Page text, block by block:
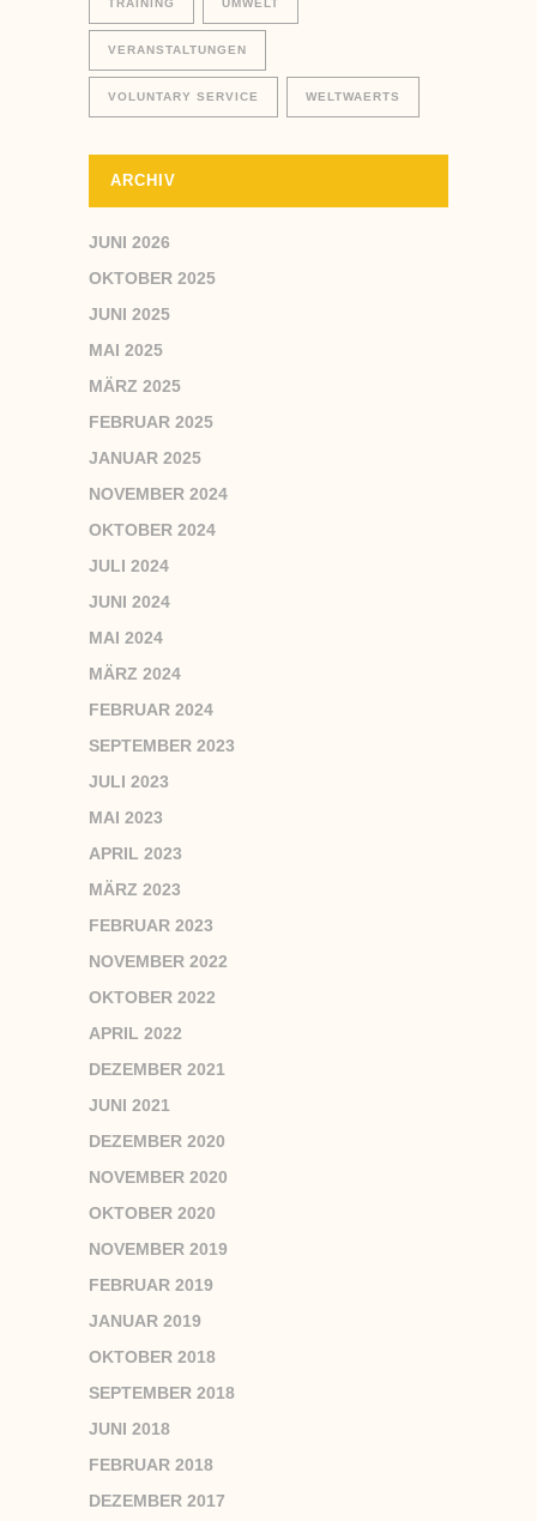
TRAINING UMWELT
VERANSTALTUNGEN
VOLUNTARY SERVICE WELTWAERTS
ARCHIV
JUNI 2026
OKTOBER 2025
JUNI 2025
MAI 2025
MÄRZ 2025
FEBRUAR 2025
JANUAR 2025
NOVEMBER 2024
OKTOBER 2024
JULI 2024
JUNI 2024
MAI 2024
MÄRZ 2024
FEBRUAR 2024
SEPTEMBER 2023
JULI 2023
MAI 2023
APRIL 2023
MÄRZ 2023
FEBRUAR 2023
NOVEMBER 2022
OKTOBER 2022
APRIL 2022
DEZEMBER 2021
JUNI 2021
DEZEMBER 2020
NOVEMBER 2020
OKTOBER 2020
NOVEMBER 2019
FEBRUAR 2019
JANUAR 2019
OKTOBER 2018
SEPTEMBER 2018
JUNI 2018
FEBRUAR 2018
DEZEMBER 2017